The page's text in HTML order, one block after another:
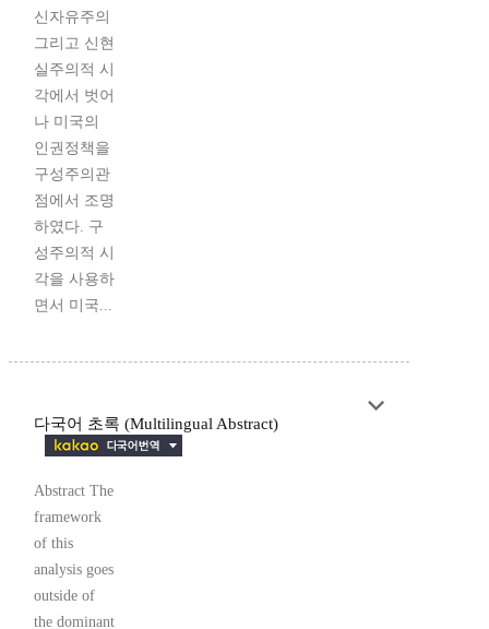
신자유주의
그리고 신현
실주의적 시
각에서 벗어
나 미국의
인권정책을
구성주의관
점에서 조명
하였다. 구
성주의적 시
각을 사용하
면서 미국...
다국어 초록 (Multilingual Abstract)
Abstract The
framework
of this
analysis goes
outside of
the dominant